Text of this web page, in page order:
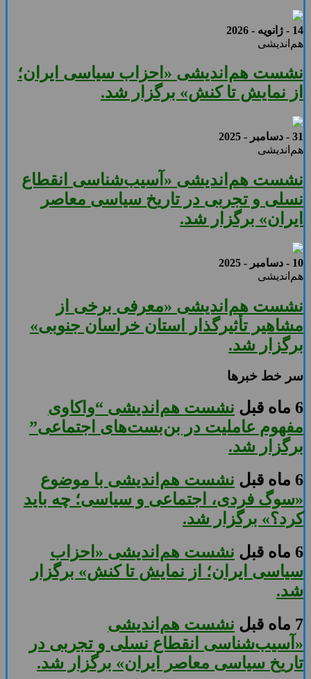
14 - ژانویه - 2026
هم‌اندیشی
نشست هم‌اندیشی «احزاب سیاسی ایران؛
از نمایش تا کنش» برگزار شد.
31 - دسامبر - 2025
هم‌اندیشی
نشست هم‌اندیشی «آسیب‌شناسی انقطاع
نسلی و تجربی در تاریخ سیاسی معاصر
ایران» برگزار شد.
10 - دسامبر - 2025
هم‌اندیشی
نشست هم‌اندیشی «معرفی برخی از
مشاهیر تأثیرگذار استان خراسان جنوبی»
برگزار شد.
سر خط خبرها
6 ماه قبل
نشست هم‌اندیشی “واکاوی
مفهوم عاملیت در بن‌بست‌های اجتماعی”
برگزار شد.
6 ماه قبل
نشست هم‌اندیشی با موضوع
«سوگ فردی، اجتماعی و سیاسی؛ چه باید
کرد؟» برگزار شد.
6 ماه قبل
نشست هم‌اندیشی «احزاب
سیاسی ایران؛ از نمایش تا کنش» برگزار
شد.
7 ماه قبل
نشست هم‌اندیشی
«آسیب‌شناسی انقطاع نسلی و تجربی در
تاریخ سیاسی معاصر ایران» برگزار شد.